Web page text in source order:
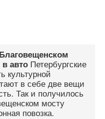
в авто Петербургские
культурной
в себе две вещи
Так и получилось
мосту
повозка.